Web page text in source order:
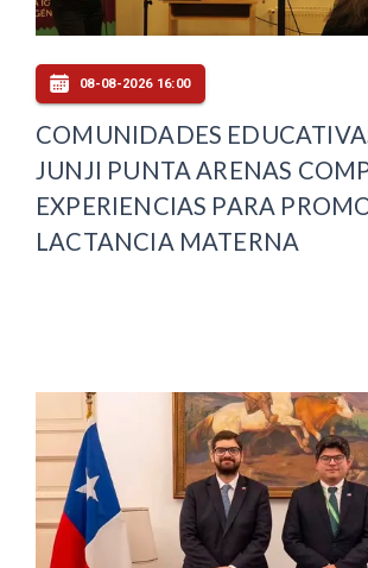
08-08-2026 16:00
COMUNIDADES
JUNJI PUNTA ARENAS
EXPERIENCIAS PARA
LACTANCIA MATERNA